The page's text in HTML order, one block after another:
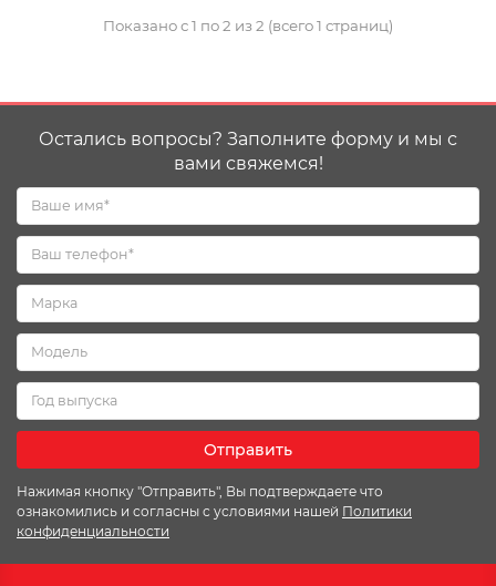
Показано с 1 по 2 из 2 (всего 1 страниц)
Остались вопросы? Заполните форму и мы с
вами свяжемся!
Отправить
Нажимая кнопку "Отправить", Вы подтверждаете что
ознакомились и согласны с условиями нашей Политики
конфиденциальности